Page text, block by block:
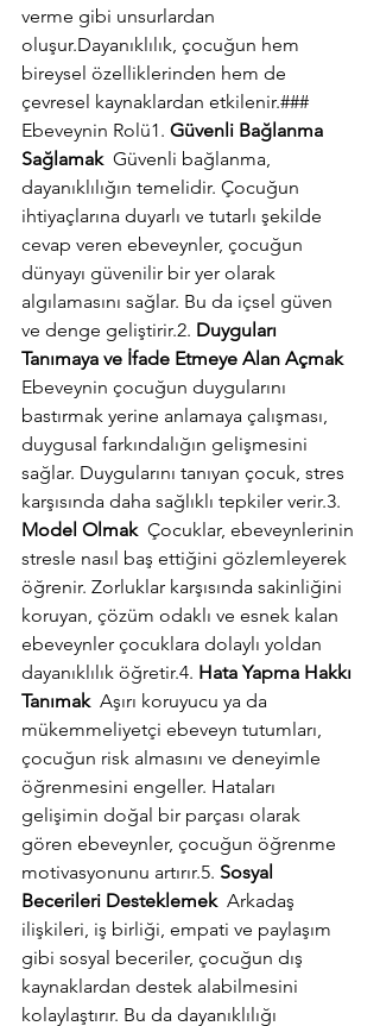
verme gibi unsurlardan
oluşur.Dayanıklılık, çocuğun hem
bireysel özelliklerinden hem de
çevresel kaynaklardan etkilenir.###
Ebeveynin Rolü1. Güvenli Bağlanma
Sağlamak Güvenli bağlanma,
dayanıklılığın temelidir. Çocuğun
ihtiyaçlarına duyarlı ve tutarlı şekilde
cevap veren ebeveynler, çocuğun
dünyayı güvenilir bir yer olarak
algılamasını sağlar. Bu da içsel güven
ve denge geliştirir.2. Duyguları
Tanımaya ve İfade Etmeye Alan Açmak
Ebeveynin çocuğun duygularını
bastırmak yerine anlamaya çalışması,
duygusal farkındalığın gelişmesini
sağlar. Duygularını tanıyan çocuk, stres
karşısında daha sağlıklı tepkiler verir.3.
Model Olmak Çocuklar, ebeveynlerinin
stresle nasıl baş ettiğini gözlemleyerek
öğrenir. Zorluklar karşısında sakinliğini
koruyan, çözüm odaklı ve esnek kalan
ebeveynler çocuklara dolaylı yoldan
dayanıklılık öğretir.4. Hata Yapma Hakkı
Tanımak Aşırı koruyucu ya da
mükemmeliyetçi ebeveyn tutumları,
çocuğun risk almasını ve deneyimle
öğrenmesini engeller. Hataları
gelişimin doğal bir parçası olarak
gören ebeveynler, çocuğun öğrenme
motivasyonunu artırır.5. Sosyal
Becerileri Desteklemek Arkadaş
ilişkileri, iş birliği, empati ve paylaşım
gibi sosyal beceriler, çocuğun dış
kaynaklardan destek alabilmesini
kolaylaştırır. Bu da dayanıklılığı